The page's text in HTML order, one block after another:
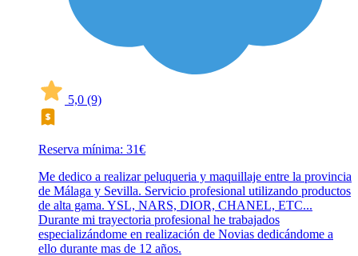
5,0 (9)
Reserva mínima: 31€
Me dedico a realizar peluqueria y maquillaje entre la provincia
de Málaga y Sevilla. Servicio profesional utilizando productos
de alta gama. YSL, NARS, DIOR, CHANEL, ETC...
Durante mi trayectoria profesional he trabajados
especializándome en realización de Novias dedicándome a
ello durante mas de 12 años.